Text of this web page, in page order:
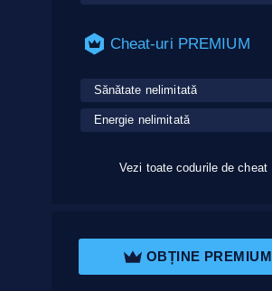
Cheat-uri PREMIUM
Sănătate nelimitată
Energie nelimitată
Vezi toate codurile de cheat
OBȚINE PREMIUM